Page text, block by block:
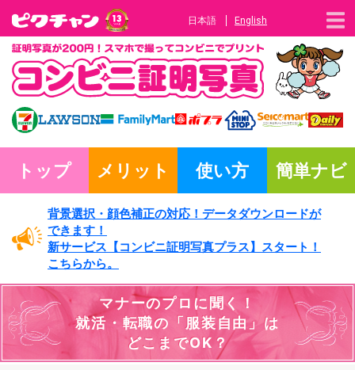
日本語 English
トップ メリット 使い方 簡単ナビ
背景選択・ 顔色補正の対応！ データダウンロードが
できます！
新サービス 【コンビニ証明写真プラス】
スタート！
こちらから。
マナーのプロに聞く！
就活・転職の 「服装自由」は
どこまでOK？